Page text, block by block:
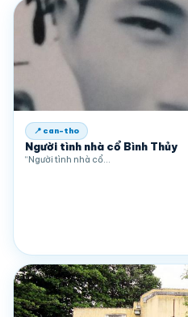
📍 can-tho
Người tình nhà cổ Bình Thủy
“Người tình nhà cổ…